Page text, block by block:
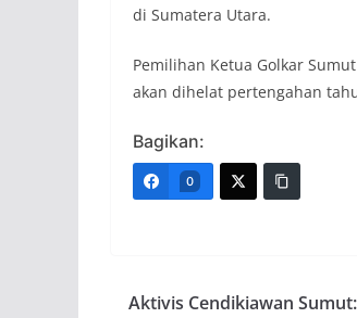
di Sumatera Utara.
Pemilihan Ketua Golkar
akan dihelat pertengahan
Bagikan:
0
Aktivis Cendikiawan